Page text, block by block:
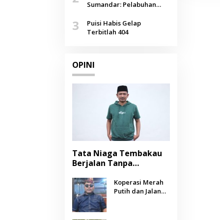
Agustus
Sumandar: Pelabuhan
Selendang Benang Merah
Lombang
3
Puisi Habis Gelap
Terbitlah 404
OPINI
Tata Niaga Tembakau
Berjalan Tanpa
Negara Berpihak
kepada Petani?
Koperasi Merah
Putih dan Jalan